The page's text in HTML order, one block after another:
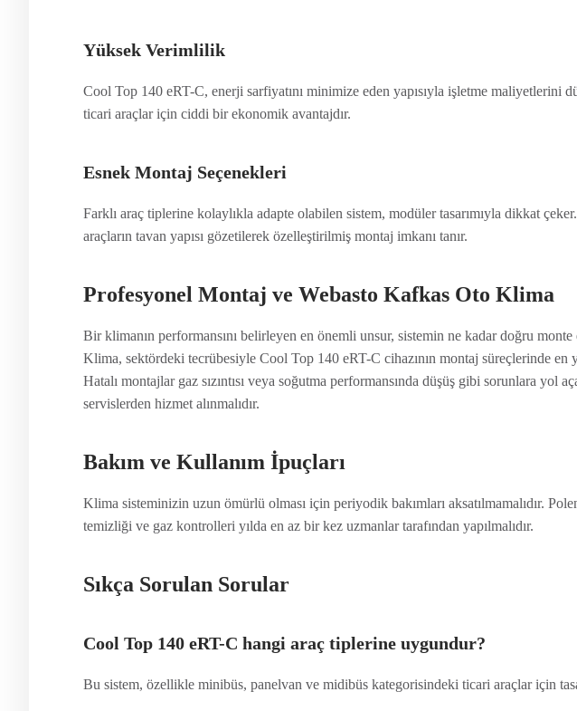
Yüksek Verimlilik
Cool Top 140 eRT-C, enerji sarfiyatını minimize eden yapısıyla işletme maliyetlerini
ticari araçlar için ciddi bir ekonomik avantajdır.
Esnek Montaj Seçenekleri
Farklı araç tiplerine kolaylıkla adapte olabilen sistem, modüler tasarımıyla dikkat
araçların tavan yapısı gözetilerek özelleştirilmiş montaj imkanı tanır.
Profesyonel Montaj ve Webasto Kafkas Oto Klima
Bir klimanın performansını belirleyen en önemli unsur, sistemin ne kadar doğru
Klima, sektördeki tecrübesiyle Cool Top 140 eRT-C cihazının montaj süreçlerinde en
Hatalı montajlar gaz sızıntısı veya soğutma performansında düşüş gibi sorunlara yol
servislerden hizmet alınmalıdır.
Bakım ve Kullanım İpuçları
Klima sisteminizin uzun ömürlü olması için periyodik bakımları aksatılmamalıdır.
temizliği ve gaz kontrolleri yılda en az bir kez uzmanlar tarafından yapılmalıdır.
Sıkça Sorulan Sorular
Cool Top 140 eRT-C hangi araç tiplerine uygundur?
Bu sistem, özellikle minibüs, panelvan ve midibüs kategorisindeki ticari araçlar için